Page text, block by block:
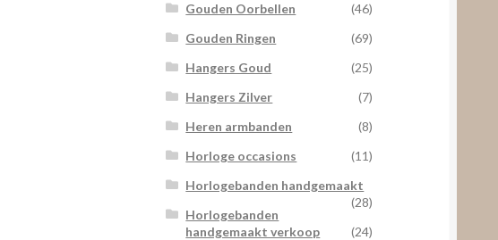
Gouden Oorbellen
(46)
Gouden Ringen
(69)
Hangers Goud
(25)
Hangers Zilver
(7)
Heren armbanden
(8)
Horloge occasions
(11)
Horlogebanden handgemaakt
(28)
Horlogebanden
handgemaakt verkoop
(24)